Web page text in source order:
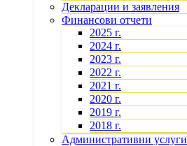
Декларации и заявления
Финансови отчети
2025 г.
2024 г.
2023 г.
2022 г.
2021 г.
2020 г.
2019 г.
2018 г.
Административни услуги